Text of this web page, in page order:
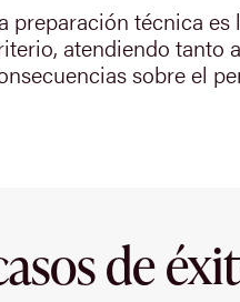
preparación técnica es
atendiendo tanto
sobre el
de